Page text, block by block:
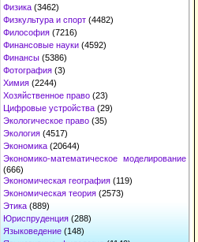
Физика (3462)
Физкультура и спорт (4482)
Философия (7216)
Финансовые науки (4592)
Финансы (5386)
Фотография (3)
Химия (2244)
Хозяйственное право (23)
Цифровые устройства (29)
Экологическое право (35)
Экология (4517)
Экономика (20644)
Экономико-математическое моделирование
(666)
Экономическая география (119)
Экономическая теория (2573)
Этика (889)
Юриспруденция (288)
Языковедение (148)